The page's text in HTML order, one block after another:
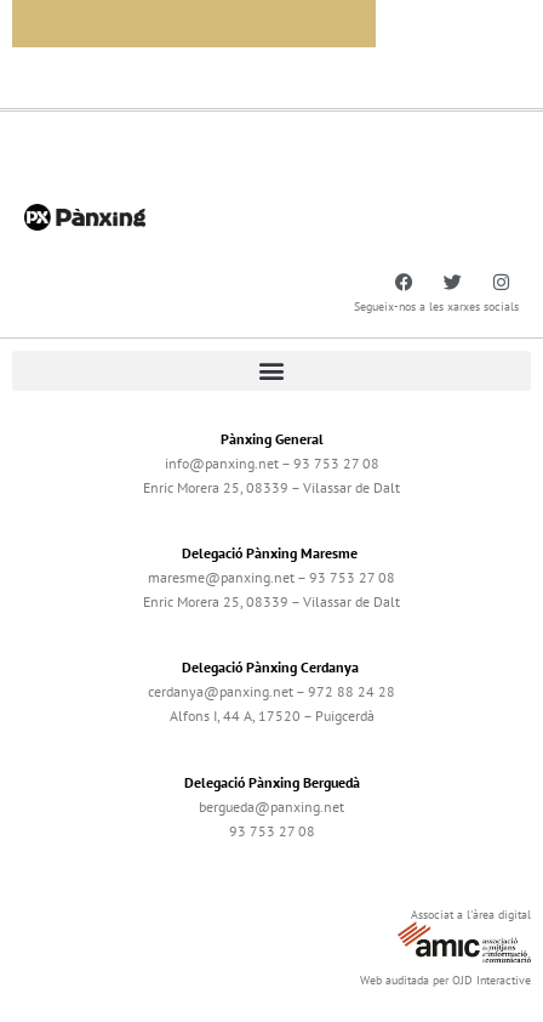
Segueix-nos a les xarxes socials
Pànxing General
info@panxing.net – 93 753 27 08
Enric Morera 25, 08339 – Vilassar de Dalt
Delegació Pànxing Maresme
maresme@panxing.net – 93 753 27 08
Enric Morera 25, 08339 – Vilassar de Dalt
Delegació Pànxing Cerdanya
cerdanya@panxing.net – 972 88 24 28
Alfons I, 44 A, 17520 – Puigcerdà
Delegació Pànxing Berguedà
bergueda@panxing.net
93 753 27 08
Associat a l'àrea digital
Web auditada per OJD Interactive